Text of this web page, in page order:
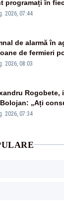
programați în
2026, 07:44
de alarmă în
de fermieri
pentru
2026, 08:03
Rogobete,
„Ați
șobolani
2026, 07:34